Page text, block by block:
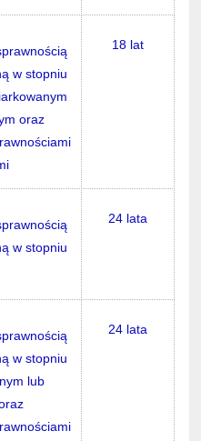
w stopniu
oraz
18 lat
w stopniu
24 lata
w stopniu
lub
24 lata